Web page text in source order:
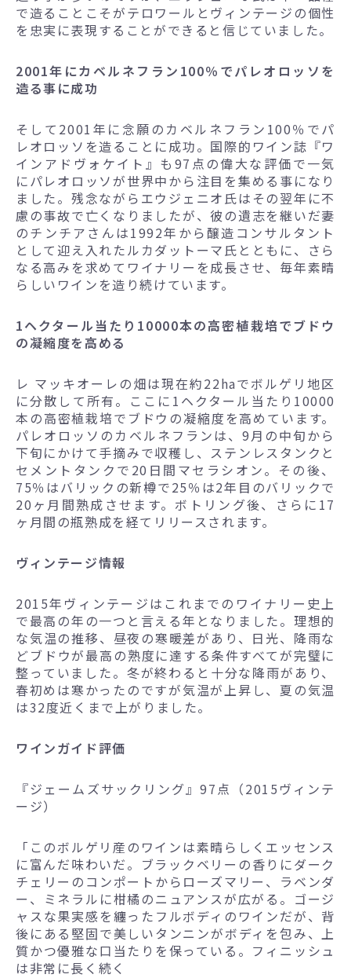
で造ることこそがテロワールとヴィンテージの個性
を忠実に表現することができると信じていました。
2001年にカベルネフラン100％でパレオロッソを
造る事に成功
そして2001年に念願のカベルネフラン100％でパ
レオロッソを造ることに成功。国際的ワイン誌『ワ
インアドヴォケイト』も97点の偉大な評価で一気
にパレオロッソが世界中から注目を集める事になり
ました。残念ながらエウジェニオ氏はその翌年に不
慮の事故で亡くなりましたが、彼の遺志を継いだ妻
のチンチアさんは1992年から醸造コンサルタント
として迎え入れたルカダットーマ氏とともに、さら
なる高みを求めてワイナリーを成長させ、毎年素晴
らしいワインを造り続けています。
1ヘクタール当たり10000本の高密植栽培でブドウ
の凝縮度を高める
レ マッキオーレの畑は現在約22haでボルゲリ地区
に分散して所有。ここに1ヘクタール当たり10000
本の高密植栽培でブドウの凝縮度を高めています。
パレオロッソのカベルネフランは、9月の中旬から
下旬にかけて手摘みで収穫し、ステンレスタンクと
セメントタンクで20日間マセラシオン。その後、
75％はバリックの新樽で25％は2年目のバリックで
20ヶ月間熟成させます。ボトリング後、さらに17
ヶ月間の瓶熟成を経てリリースされます。
ヴィンテージ情報
2015年ヴィンテージはこれまでのワイナリー史上
で最高の年の一つと言える年となりました。理想的
な気温の推移、昼夜の寒暖差があり、日光、降雨な
どブドウが最高の熟度に達する条件すべてが完璧に
整っていました。冬が終わると十分な降雨があり、
春初めは寒かったのですが気温が上昇し、夏の気温
は32度近くまで上がりました。
ワインガイド評価
『ジェームズサックリング』97点（2015ヴィンテ
ージ）
「このボルゲリ産のワインは素晴らしくエッセンス
に富んだ味わいだ。ブラックベリーの香りにダーク
チェリーのコンポートからローズマリー、ラベンダ
ー、ミネラルに柑橘のニュアンスが広がる。ゴージ
ャスな果実感を纏ったフルボディのワインだが、背
後にある堅固で美しいタンニンがボディを包み、上
質かつ優雅な口当たりを保っている。フィニッシュ
は非常に長く続く